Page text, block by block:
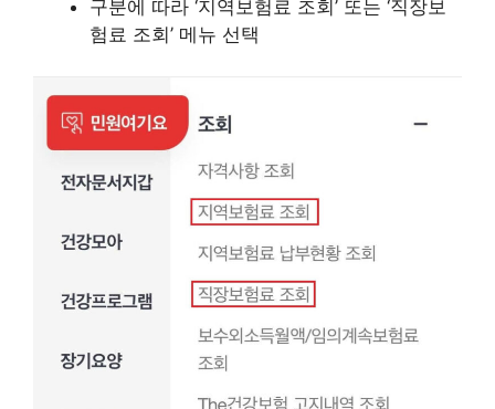
구분에 따라 ‘지역보험료 조회’ 또는 ‘직장보
험료 조회’ 메뉴 선택